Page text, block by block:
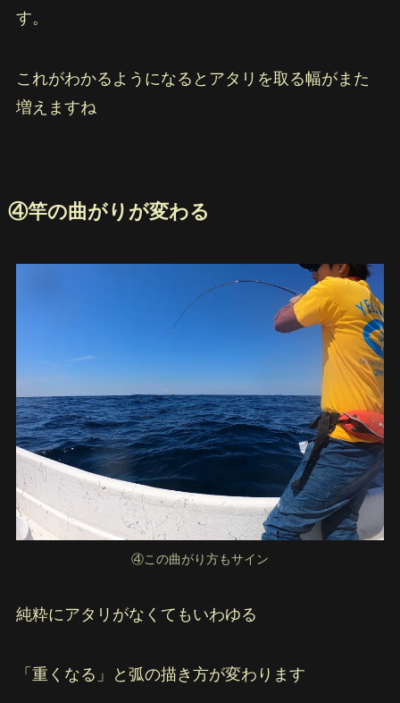
す。
これがわかるようになるとアタリを取る幅がまた
増えますね
④竿の曲がりが変わる
④この曲がり方もサイン
純粋にアタリがなくてもいわゆる
「重くなる」と弧の描き方が変わります